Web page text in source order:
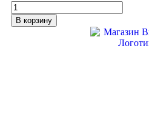
Количество
товара
Патрон
В корзину